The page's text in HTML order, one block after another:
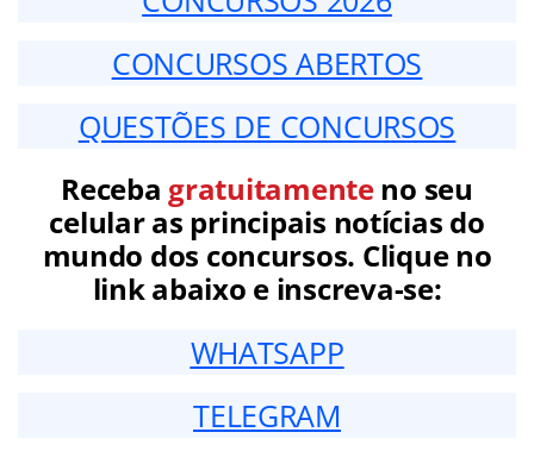
CONCURSOS ABERTOS
QUESTÕES DE CONCURSOS
Receba gratuitamenteno seu
celular as principais notícias do
mundo dos concursos. Clique no
link abaixo e inscreva-se:
WHATSAPP
TELEGRAM